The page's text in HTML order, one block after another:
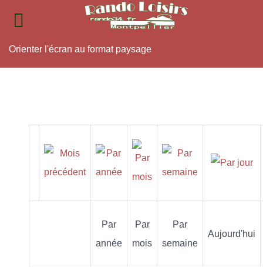
Orienter l'écran au format paysage
Par
année
Par
mois
Par
semaine
Aujourd'hui